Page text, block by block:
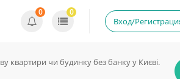
Вход/
0 0
квартири чи будинку без банку у Києві.